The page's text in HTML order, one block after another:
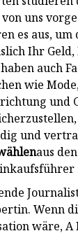
uns
es aus, um
Ihr
auch
wie
und
und
aus
Wenn
wäre, A